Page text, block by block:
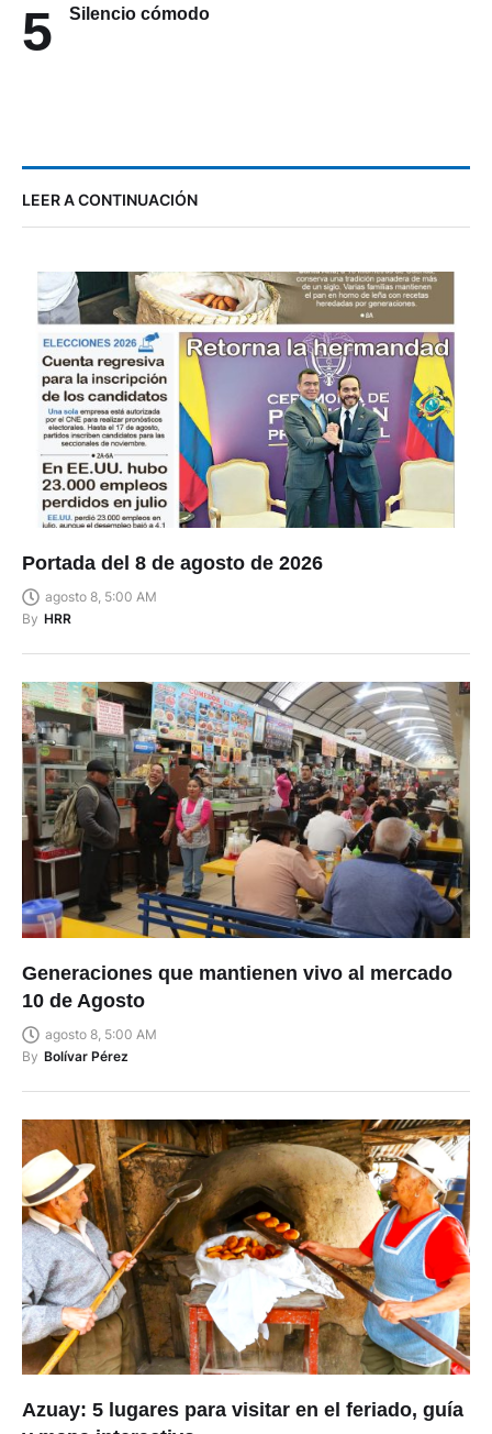
5 Silencio cómodo
LEER A CONTINUACIÓN
Portada del 8 de agosto de 2026
agosto 8, 5:00 AM
By HRR
Generaciones que mantienen vivo al mercado
10 de Agosto
agosto 8, 5:00 AM
By Bolívar Pérez
Azuay: 5 lugares para visitar en el feriado, guía